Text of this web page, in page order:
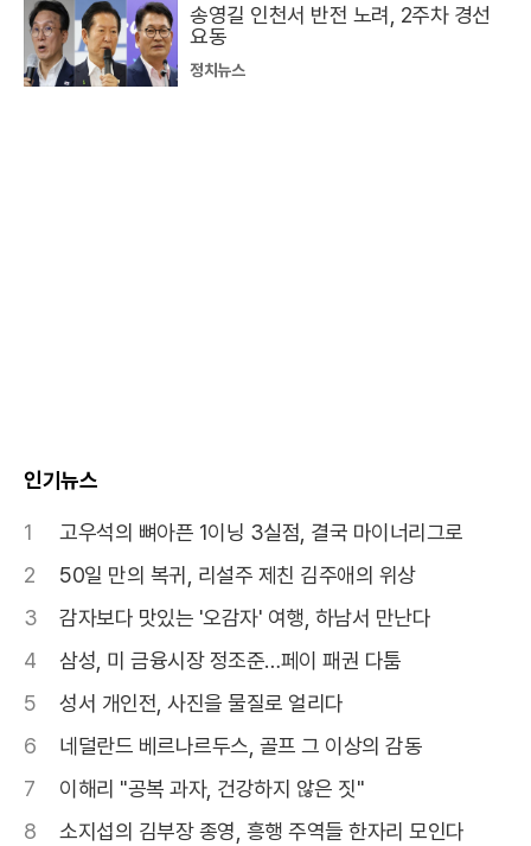
송영길 인천서 반전 노려, 2주차 경선
요동
정치뉴스
인기뉴스
1
고우석의 뼈아픈 1이닝 3실점, 결국 마이너리그로
2
50일 만의 복귀, 리설주 제친 김주애의 위상
3
감자보다 맛있는 '오감자' 여행, 하남서 만난다
4
삼성, 미 금융시장 정조준…페이 패권 다툼
5
성서 개인전, 사진을 물질로 얼리다
6
네덜란드 베르나르두스, 골프 그 이상의 감동
7
이해리 "공복 과자, 건강하지 않은 짓"
8
소지섭의 김부장 종영, 흥행 주역들 한자리 모인다